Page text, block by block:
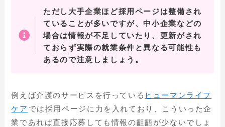
ただし大手企業ほど採用ページは整備され
ていることが多いですが、中小企業などの
場合は情報が不足していたり、更新がされ
ておらず実際の就業条件と異なる可能性も
あるので注意しましょう。
例えば介護のサービスを行っている ヒューマンライフ
ケア では採用ページに力を入れており、こういった企
業であれば直接応募しても情報の齟齬が少ないでしょ